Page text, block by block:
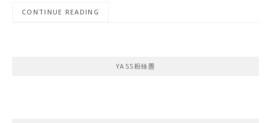
CONTINUE READING
YASS粉絲團